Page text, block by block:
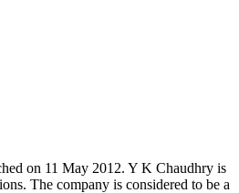
on 11 May 2012. Y K Chaudhry is
The company is considered to be a